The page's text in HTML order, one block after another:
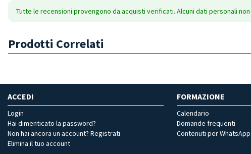
Tutte le recensioni provengono da acquisti verificati. Alcuni dati personali
Prodotti Correlati
ACCEDI
Login
Hai dimenticato la password?
Non hai ancora un account? Registrati
Elimina il tuo account
FORMAZIONE
Calendario
Domande frequenti
Contenuti per